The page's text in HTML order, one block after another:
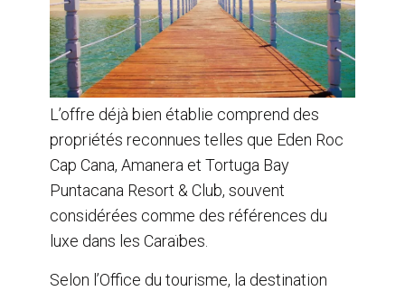
L’offre déjà bien établie comprend des
propriétés reconnues telles que Eden Roc
Cap Cana, Amanera et Tortuga Bay
Puntacana Resort & Club, souvent
considérées comme des références du
luxe dans les Caraïbes.
Selon l’Office du tourisme, la destination